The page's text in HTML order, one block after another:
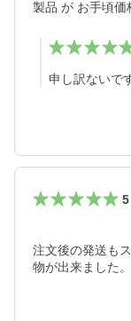
製品 が お手頃価
申し訳ないで
5
注文後の発送も
物が出来ました。